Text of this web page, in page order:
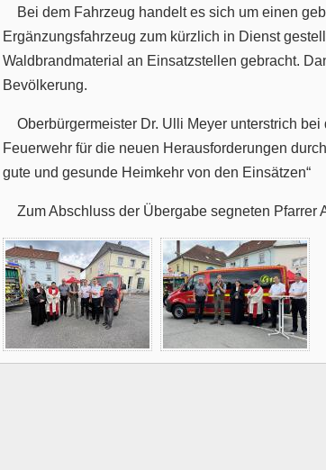
Bei dem Fahrzeug handelt es sich um einen
Ergänzungsfahrzeug zum kürzlich in Dienst
Waldbrandmaterial an Einsatzstellen gebracht.
Bevölkerung.
Oberbürgermeister Dr. Ulli Meyer unterstrich
Feuerwehr für die neuen Herausforderungen
gute und gesunde Heimkehr von den Einsätzen“
Zum Abschluss der Übergabe segneten